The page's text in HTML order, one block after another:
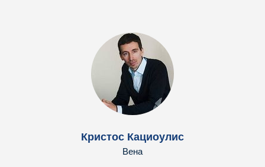
Кристос Кациоулис
Вена